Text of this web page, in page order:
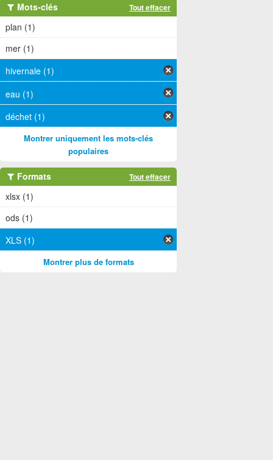
Mots-clés Tout effacer
plan (1)
mer (1)
hivernale (1)
eau (1)
déchet (1)
Montrer uniquement les mots-clés
populaires
Formats Tout effacer
xlsx (1)
ods (1)
XLS (1)
Montrer plus de formats